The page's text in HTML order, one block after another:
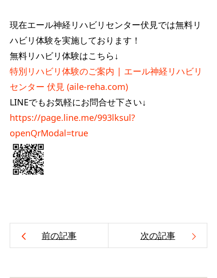
現在エール神経リハビリセンター伏見では無料リ
ハビリ体験を実施しております！
無料リハビリ体験はこちら↓
特別リハビリ体験のご案内 | エール神経リハビリ
センター 伏見 (aile-reha.com)
LINEでもお気軽にお問合せ下さい↓
https://page.line.me/993lksul?
openQrModal=true
前の記事 次の記事